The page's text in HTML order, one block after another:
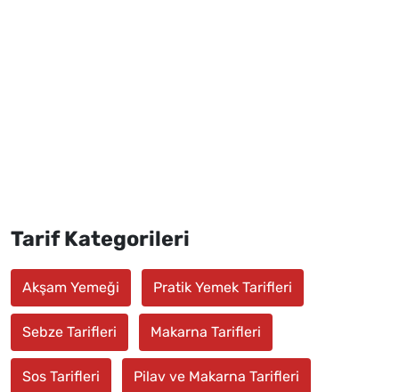
Tarif Kategorileri
Akşam Yemeği Pratik Yemek Tarifleri
Sebze Tarifleri Makarna Tarifleri
Sos Tarifleri Pilav ve Makarna Tarifleri